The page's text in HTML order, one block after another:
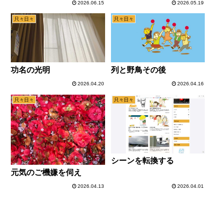
2026.06.15 2026.05.19
只々日々
功名の光明
2026.04.20
只々日々
列と野鳥その後
2026.04.16
只々日々
元気のご機嫌を伺え
2026.04.13
只々日々
シーンを転換する
2026.04.01